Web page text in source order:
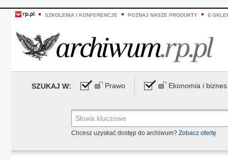
SZKOLENIA I KONFERENCJE POZNAJ NASZE PRODUKTY E-
SZUKAJ W: Prawo Ekonomia i biznes
Chcesz uzyskać dostęp do archiwum? Zobacz ofertę